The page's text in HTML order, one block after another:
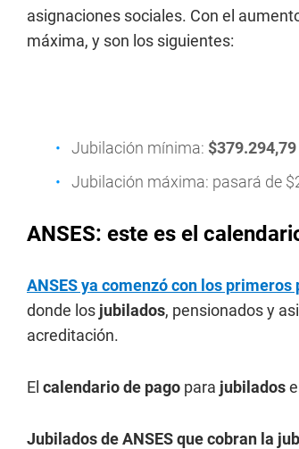
asignaciones sociales. Con el
máxima, y son los siguientes:
Jubilación mínima: $379.294,79
Jubilación máxima: pasará de
ANSES: este es el
ANSES ya comenzó con los primeros
donde los jubilados, pensionados y
acreditación.
El calendario de pago para jubilados
Jubilados de ANSES que cobran la